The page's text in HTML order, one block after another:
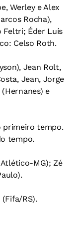
Werley e Alex
Rocha),
Feltri; Éder Luís
Celso Roth.
Jean Rolt,
Jean, Jorge
e
primeiro tempo.
tempo.
MG); Zé
RS).